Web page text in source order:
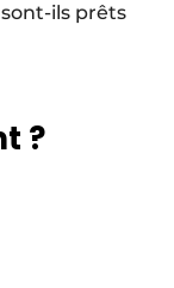
ils prêts
?